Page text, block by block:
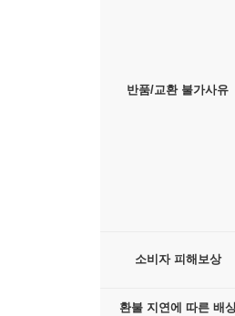
반품/교환 불가사유
소비자 피해보상
환불 지연에 따른 배